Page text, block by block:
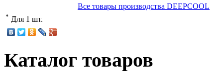
Все товары производства DEEPCOOL
* Для 1 шт.
Каталог товаров